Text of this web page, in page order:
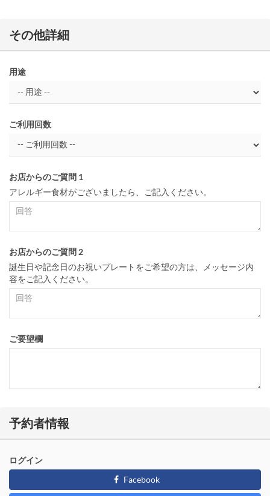
その他詳細
用途
ご利用回数
お店からのご質問 1
アレルギー食材がございましたら、ご記入ください。
お店からのご質問 2
誕生日や記念日のお祝いプレートをご希望の方は、メッセージ内
容をご記入ください。
ご要望欄
予約者情報
ログイン
Facebook